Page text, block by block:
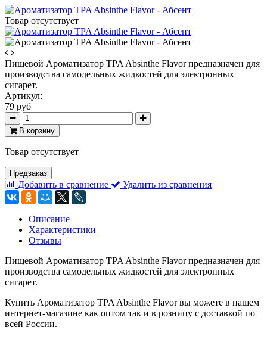
Товар отсутствует
Пищевой Ароматизатор TPA Absinthe Flavor предназначен для
производства самодельных жидкостей для электронных
сигарет.
Артикул:
79 руб
В корзину
Товар отсутствует
Предзаказ
Добавить в сравнение Удалить из сравнения
Описание
Характеристики
Отзывы
Пищевой Ароматизатор TPA Absinthe Flavor предназначен для
производства самодельных жидкостей для электронных
сигарет.
Купить Ароматизатор TPA Absinthe Flavor вы можете в нашем
интернет-магазине как оптом так и в розницу с доставкой по
всей России.